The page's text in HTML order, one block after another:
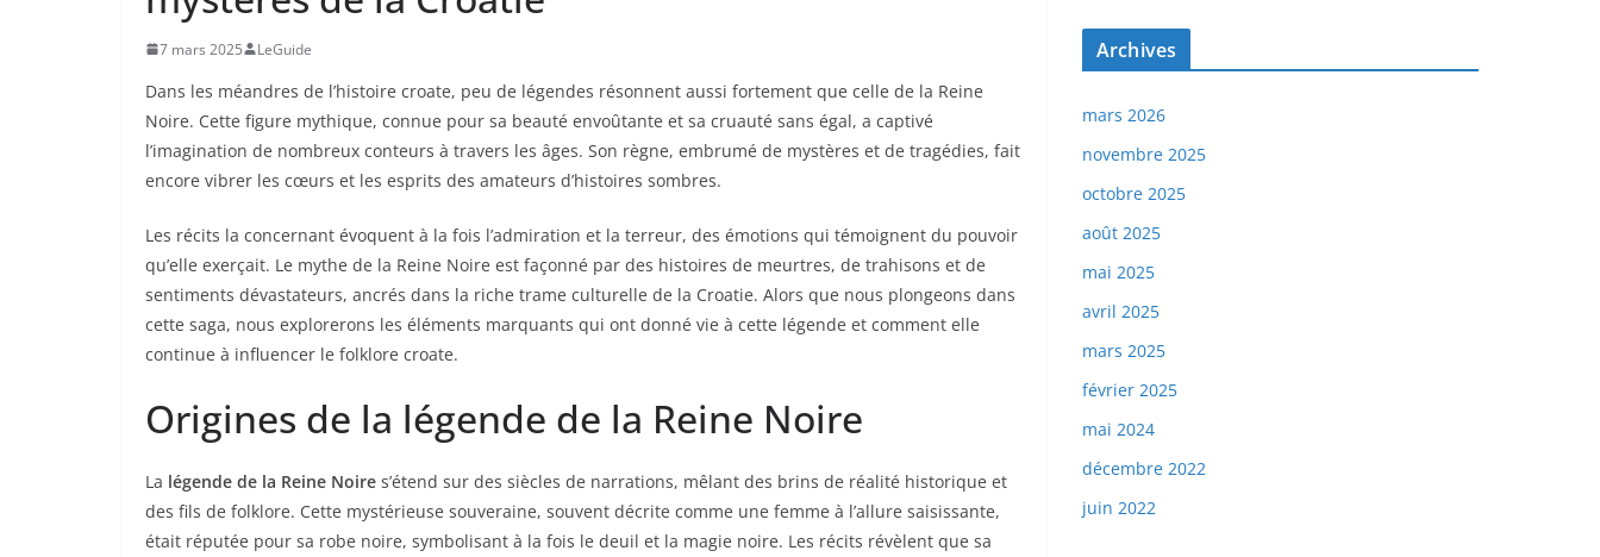
7 mars 2025 LeGuide
Dans les méandres de l’histoire croate, peu de légendes résonnent aussi fortement que celle de la Reine
Noire. Cette figure mythique, connue pour sa beauté envoûtante et sa cruauté sans égal, a captivé
l’imagination de nombreux conteurs à travers les âges. Son règne, embrumé de mystères et de tragédies, fait
encore vibrer les cœurs et les esprits des amateurs d’histoires sombres.
Les récits la concernant évoquent à la fois l’admiration et la terreur, des émotions qui témoignent du pouvoir
qu’elle exerçait. Le mythe de la Reine Noire est façonné par des histoires de meurtres, de trahisons et de
sentiments dévastateurs, ancrés dans la riche trame culturelle de la Croatie. Alors que nous plongeons dans
cette saga, nous explorerons les éléments marquants qui ont donné vie à cette légende et comment elle
continue à influencer le folklore croate.
Origines de la légende de la Reine Noire
La légende de la Reine Noire s’étend sur des siècles de narrations, mêlant des brins de réalité historique et
des fils de folklore. Cette mystérieuse souveraine, souvent décrite comme une femme à l’allure saisissante,
était réputée pour sa robe noire, symbolisant à la fois le deuil et la magie noire. Les récits révèlent que sa
Archives
mars 2026
novembre 2025
octobre 2025
août 2025
mai 2025
avril 2025
mars 2025
février 2025
mai 2024
décembre 2022
juin 2022